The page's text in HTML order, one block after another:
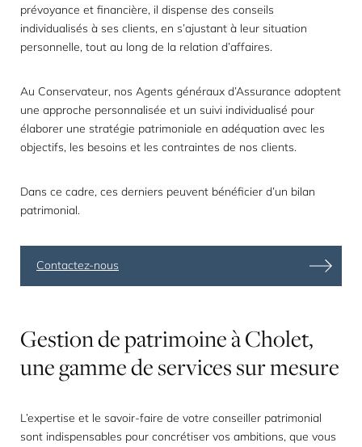
prévoyance et financière, il dispense des conseils
individualisés à ses clients, en s’ajustant à leur situation
personnelle, tout au long de la relation d’affaires.
Au Conservateur, nos Agents généraux d’Assurance adoptent
une approche personnalisée et un suivi individualisé pour
élaborer une stratégie patrimoniale en adéquation avec les
objectifs, les besoins et les contraintes de nos clients.
Dans ce cadre, ces derniers peuvent bénéficier d’un bilan
patrimonial.
Contactez-nous
GestiondepatrimoineàCholet,
unegammedeservicessurmesure
L’expertise et le savoir-faire de votre conseiller patrimonial
sont indispensables pour concrétiser vos ambitions, que vous